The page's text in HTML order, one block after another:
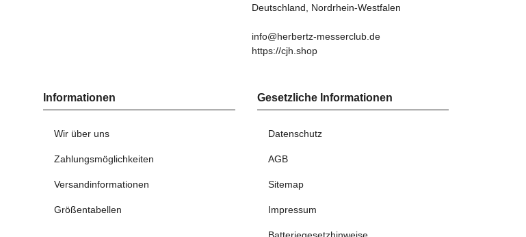
Deutschland, Nordrhein-Westfalen
info@herbertz-messerclub.de
https://cjh.shop
Informationen
Wir über uns
Zahlungsmöglichkeiten
Versandinformationen
Größentabellen
Gesetzliche Informationen
Datenschutz
AGB
Sitemap
Impressum